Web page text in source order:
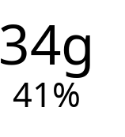
34g
41%